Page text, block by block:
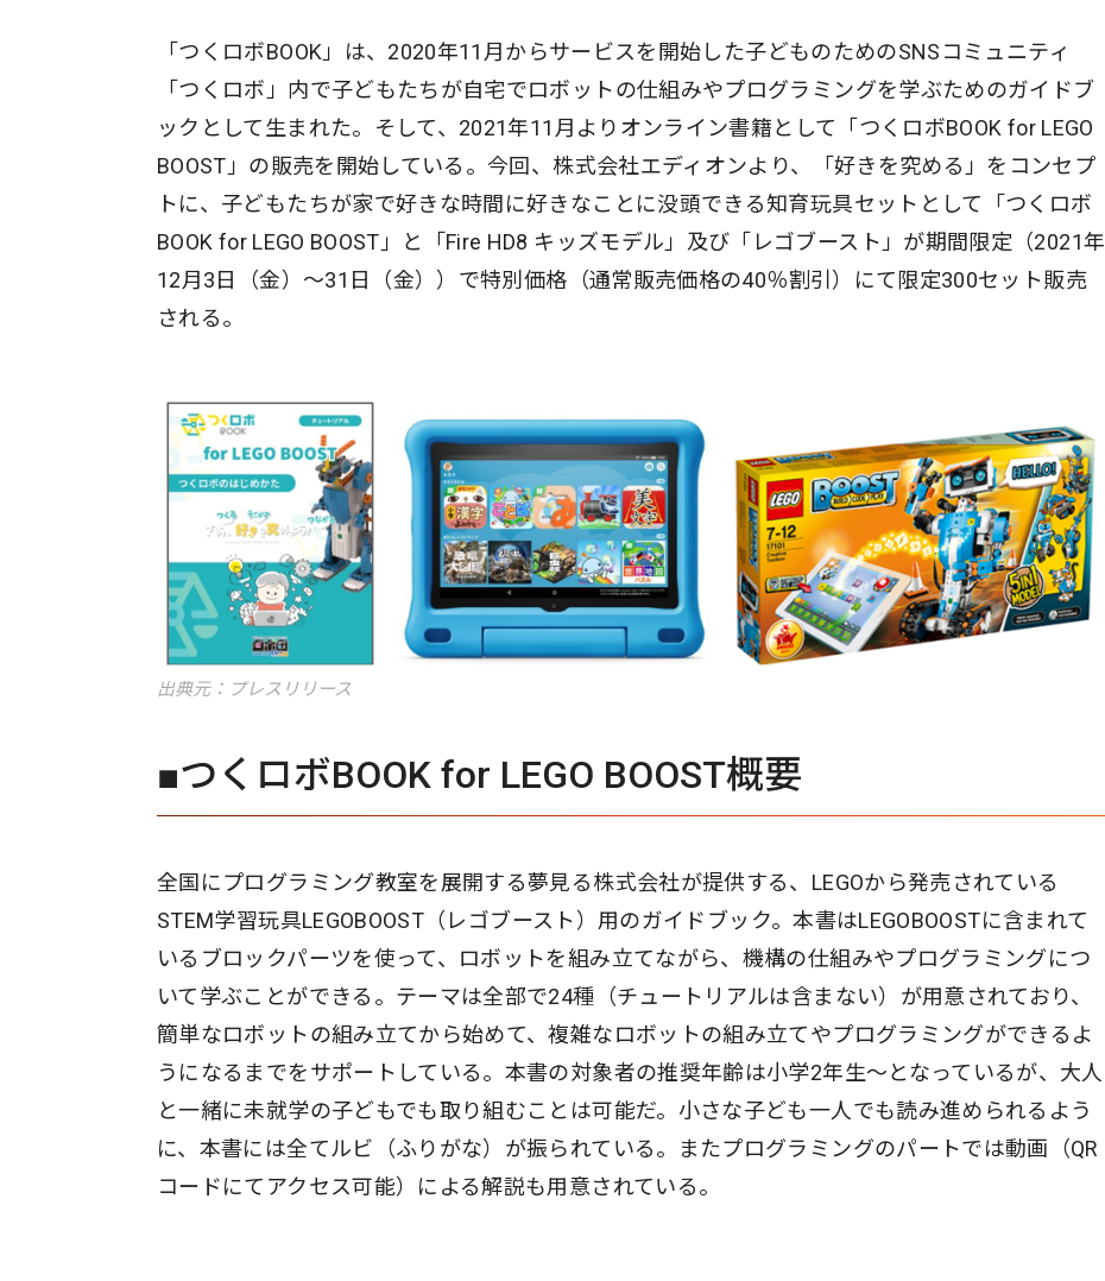
「つくロボBOOK」は、2020年11月からサービスを開始した子どものためのSNSコミュニティ
「つくロボ」内で子どもたちが自宅でロボットの仕組みやプログラミングを学ぶためのガイドブ
ックとして生まれた。そして、2021年11月よりオンライン書籍として「つくロボBOOK for LEGO
BOOST」の販売を開始している。今回、株式会社エディオンより、「好きを究める」をコンセプ
トに、子どもたちが家で好きな時間に好きなことに没頭できる知育玩具セットとして「つくロボ
BOOK for LEGO BOOST」と「Fire HD8 キッズモデル」及び「レゴブースト」が期間限定（2021年
12月3日（金）〜31日（金））で特別価格（通常販売価格の40％割引）にて限定300セット販売
される。
出典元：プレスリリース
■つくロボBOOK for LEGO BOOST概要
全国にプログラミング教室を展開する夢見る株式会社が提供する、LEGOから発売されている
STEM学習玩具LEGOBOOST（レゴブースト）用のガイドブック。本書はLEGOBOOSTに含まれて
いるブロックパーツを使って、ロボットを組み立てながら、機構の仕組みやプログラミングにつ
いて学ぶことができる。テーマは全部で24種（チュートリアルは含まない）が用意されており、
簡単なロボットの組み立てから始めて、複雑なロボットの組み立てやプログラミングができるよ
うになるまでをサポートしている。本書の対象者の推奨年齢は小学2年生〜となっているが、大人
と一緒に未就学の子どもでも取り組むことは可能だ。小さな子ども一人でも読み進められるよう
に、本書には全てルビ（ふりがな）が振られている。またプログラミングのパートでは動画（QR
コードにてアクセス可能）による解説も用意されている。